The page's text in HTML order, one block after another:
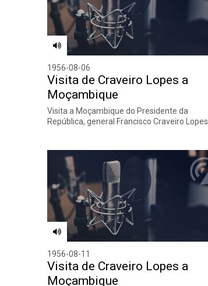
1956-08-06
Visita de Craveiro Lopes a
Moçambique
Visita a Moçambique do Presidente da
República, general Francisco Craveiro Lopes.
1956-08-11
Visita de Craveiro Lopes a
Moçambique